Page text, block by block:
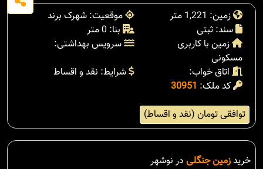
زمین: 1,221 متر
موقعیت: شهرک برند
سند: ثبتی
بنا: 0 متر
زمین با کاربری
مسکونی
سرویس بهداشتی:
اتاق خواب:
شرایط: نقد و اقساط
کد ملک: 30951
توافقی تومان (نقد و اقساط)
خریدزمین جنگلی در نوشهر